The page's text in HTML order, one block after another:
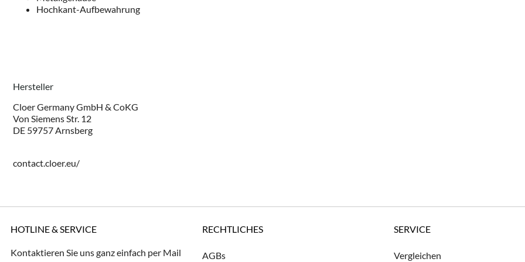
Hochkant-Aufbewahrung
Hersteller
Cloer Germany GmbH & CoKG
Von Siemens Str. 12
DE 59757 Arnsberg
contact.cloer.eu/
HOTLINE & SERVICE
Kontaktieren Sie uns ganz einfach per Mail
RECHTLICHES
AGBs
SERVICE
Vergleichen